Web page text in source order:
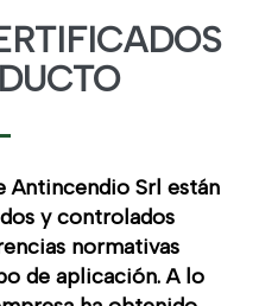
Antincendio Srl están
y controlados
normativas
de aplicación. A lo